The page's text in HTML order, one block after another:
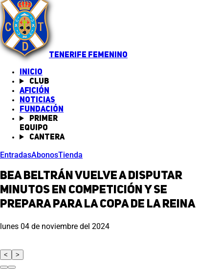
TENERIFE FEMENINO
INICIO
Club
Afición
Noticias
Fundación
Primer
equipo
Cantera
EntradasAbonosTienda
Bea Beltrán vuelve a disputar
minutos en competición y se
prepara para la Copa de la Reina
lunes 04 de noviembre del 2024
< >